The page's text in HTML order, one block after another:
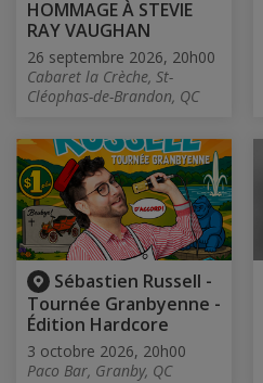
HOMMAGE À STEVIE
RAY VAUGHAN
26 septembre 2026, 20h00
Cabaret la Crèche, St-
Cléophas-de-Brandon, QC
Sébastien Russell -
Tournée Granbyenne -
Édition Hardcore
3 octobre 2026, 20h00
Paco Bar, Granby, QC